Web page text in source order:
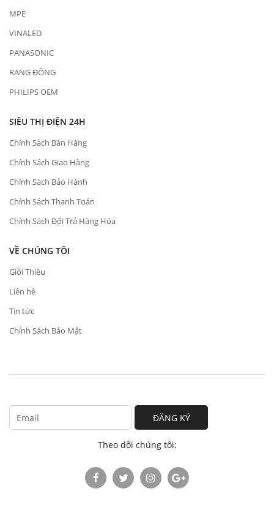
MPE
VINALED
PANASONIC
RẠNG ĐÔNG
PHILIPS OEM
SIÊU THỊ ĐIỆN 24H
Chính Sách Bán Hàng
Chính Sách Giao Hàng
Chính Sách Bảo Hành
Chính Sách Thanh Toán
Chính Sách Đổi Trả Hàng Hóa
VỀ CHÚNG TÔI
Giới Thiệu
Liên hệ
Tin tức
Chính Sách Bảo Mật
ĐĂNG KÝ
Theo dõi chúng tôi: